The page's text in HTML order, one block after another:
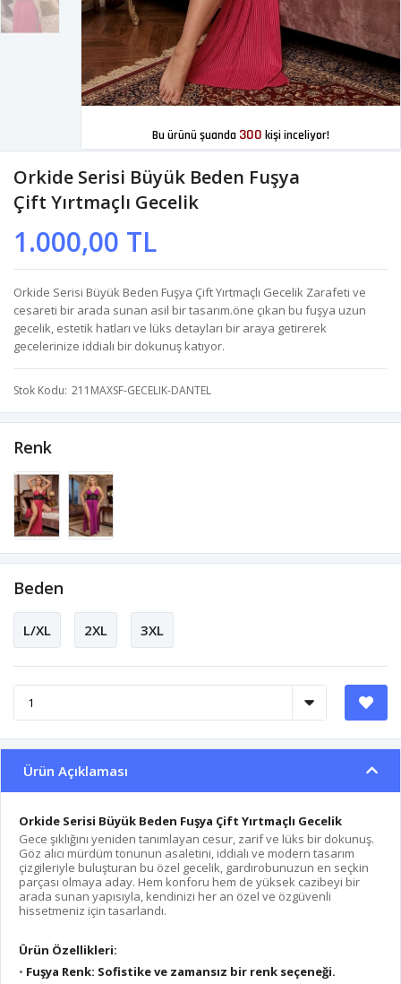
Bu ürünü şuanda 300 kişi inceliyor!
Orkide Serisi Büyük Beden Fuşya
Çift Yırtmaçlı Gecelik
1.000,00 TL
Orkide Serisi Büyük Beden Fuşya Çift Yırtmaçlı Gecelik Zarafeti ve
cesareti bir arada sunan asil bir tasarım.öne çıkan bu fuşya uzun
gecelik, estetik hatları ve lüks detayları bir araya getirerek
gecelerinize iddialı bir dokunuş katıyor.
Stok Kodu 211MAXSF-GECELIK-DANTEL
Renk
Beden
L/XL 2XL 3XL
Ürün Açıklaması
Orkide Serisi Büyük Beden Fuşya Çift Yırtmaçlı Gecelik
Gece şıklığını yeniden tanımlayan cesur, zarif ve lüks bir dokunuş.
Göz alıcı mürdüm tonunun asaletini, iddialı ve modern tasarım
çizgileriyle buluşturan bu özel gecelik, gardırobunuzun en seçkin
parçası olmaya aday. Hem konforu hem de yüksek cazibeyi bir
arada sunan yapısıyla, kendinizi her an özel ve özgüvenli
hissetmeniz için tasarlandı.
Ürün Özellikleri:
• Fuşya Renk: Sofistike ve zamansız bir renk seçeneği.